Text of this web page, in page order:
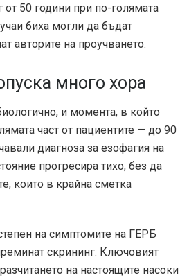
от 50 години при по-голямата
биха могли да бъдат
авторите на проучването.
много хора
и момента, в който
част от пациентите — до 90
диагноза за езофагия на
прогресира тихо, без да
които в крайна сметка
на симптомите на ГЕРБ
скрининг. Ключовият
на настоящите насоки